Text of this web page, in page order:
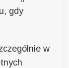
gdy
w